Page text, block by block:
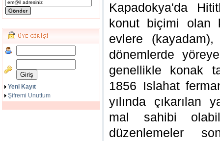
Yeni Kayıt
Şifremi Unuttum
Kapadokya'da
konut biçimi olan
evlere (kayadam),
dönemlerde
genellikle konak
1856 Islahat
yılında çıkarılan
mal sahibi
düzenlemeler